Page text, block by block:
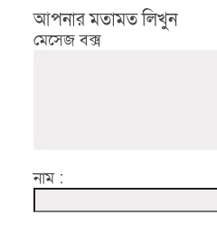
আপনার মতামত লিখুন
মেসেজ বক্স
নাম :